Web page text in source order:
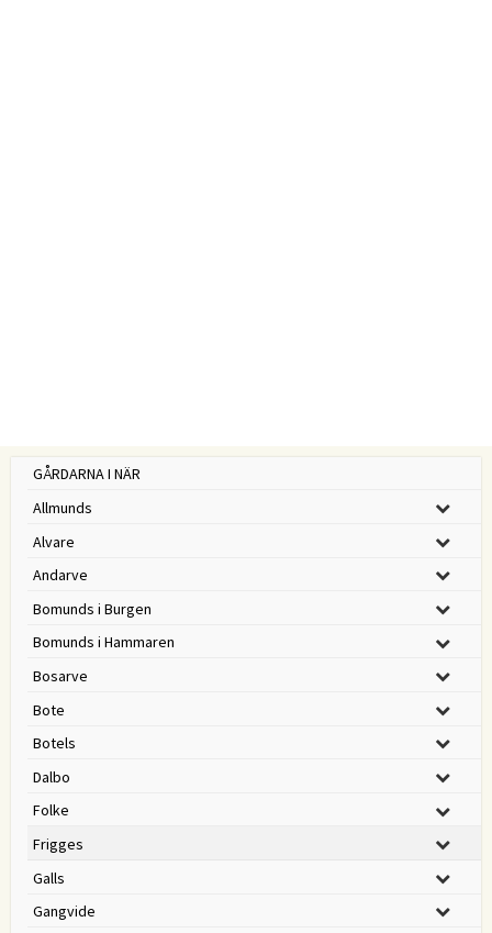
GÅRDARNA I NÄR
Allmunds
Alvare
Andarve
Bomunds i Burgen
Bomunds i Hammaren
Bosarve
Bote
Botels
Dalbo
Folke
Frigges
Galls
Gangvide